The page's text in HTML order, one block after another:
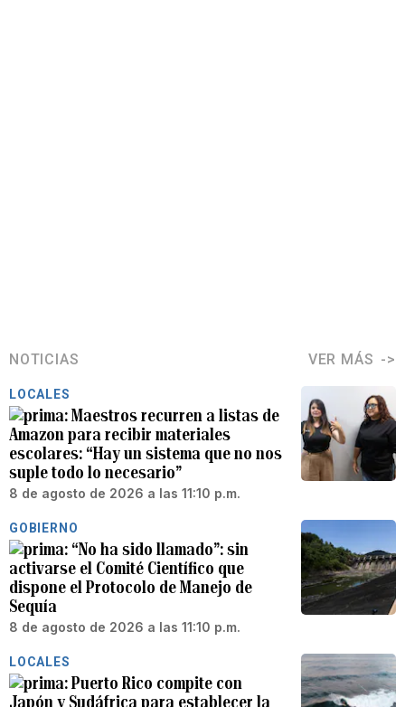
NOTICIAS VER MÁS
LOCALES
Maestros recurren a listas de
Amazon para recibir materiales
escolares: “Hay un sistema que no nos
suple todo lo necesario”
8 de agosto de 2026 a las 11:10 p.m.
GOBIERNO
“No ha sido llamado”: sin
activarse el Comité Científico que
dispone el Protocolo de Manejo de
Sequía
8 de agosto de 2026 a las 11:10 p.m.
LOCALES
Puerto Rico compite con
Japón y Sudáfrica para establecer la